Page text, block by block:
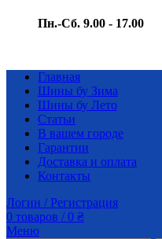
Пн.-Сб. 9.00 - 17.00
Главная
Шины бу Зима
Шины бу Лето
Статьи
В вашем городе
Гарантии
Доставка и оплата
Контакты
Логин / Регистрация
0 товаров / 0 ₴
Меню